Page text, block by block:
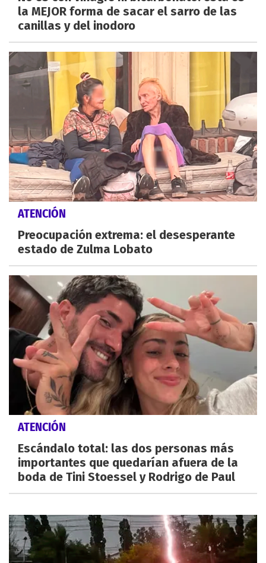
la MEJOR forma de sacar el sarro de las
canillas y del inodoro
ATENCIÓN
Preocupación extrema: el desesperante
estado de Zulma Lobato
ATENCIÓN
Escándalo total: las dos personas más
importantes que quedarían afuera de la
boda de Tini Stoessel y Rodrigo de Paul